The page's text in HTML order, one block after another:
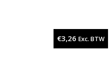
€3,26 Exc. BTW